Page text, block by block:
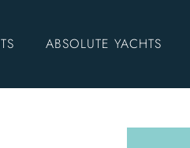
ABSOLUTE YACHTS